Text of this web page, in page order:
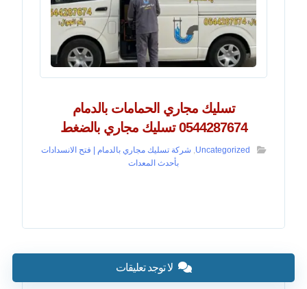
تسليك مجاري الحمامات بالدمام
0544287674 تسليك مجاري بالضغط
Uncategorized
, شركة تسليك مجاري بالدمام | فتح الانسدادات
بأحدث المعدات
لا توجد تعليقات